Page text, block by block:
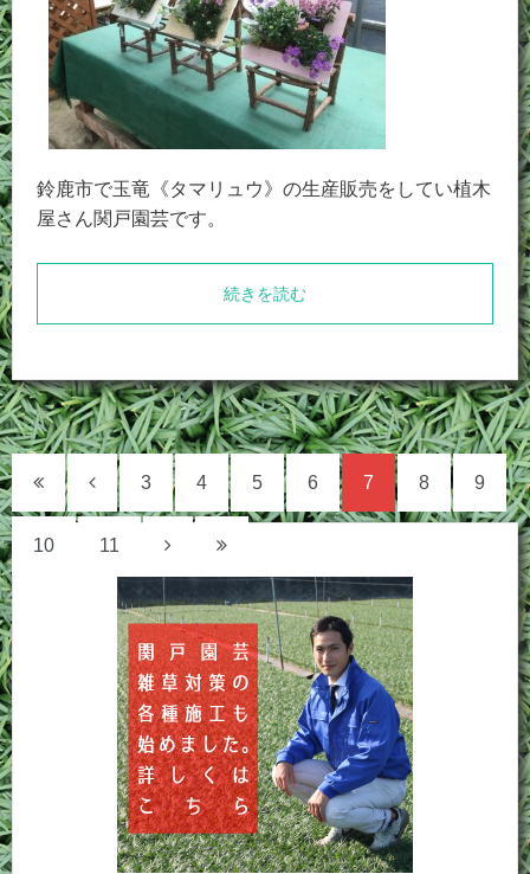
鈴鹿市で玉竜《タマリュウ》の生産販売をしてい植木
屋さん関戸園芸です。
続きを読む
3 4 5 6 7 8 9
10 11